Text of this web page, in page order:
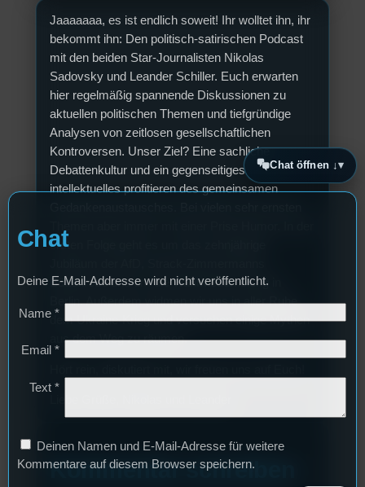
Jaaaaaaa, es ist endlich soweit! Ihr wolltet ihn, ihr
bekommt ihn: Den politisch-satirischen Podcast
mit den beiden Star-Journalisten Nikolas
Sadovsky und Leander Schiller. Euch erwarten
hier regelmäßig spannende Diskussionen zu
aktuellen politischen Themen und tiefgründige
Analysen von zeitlosen gesellschaftlichen
Kontroversen. Unser Ziel? Eine sachliche
Debattenkultur und ein gegenseitiges
intellektuelles profitieren des gemeinsamen
ersten Folge geht es um das zehnjährige
Büttenrede und um die Wahlwiederholung in
Berlin. Außerdem widmen wir uns in aller Ruhe
dem Ukraine-Krieg und versuchen einige Mythen
aus dem Weg zu räumen.
Kommentar schreiben
Chat öffnen ↓
Chat
Deine E-Mail-Addresse wird nicht veröffentlicht.
Name *
Email *
Text *
Deinen Namen und E-Mail-Adresse für weitere
Kommentare auf diesem Browser speichern.